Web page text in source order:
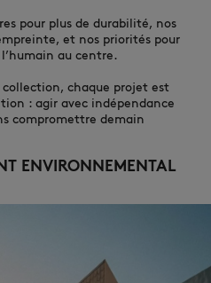
pour plus de durabilité, nos
et nos priorités pour
au centre.
chaque projet est
: agir avec indépendance
compromettre demain
ENVIRONNEMENTAL